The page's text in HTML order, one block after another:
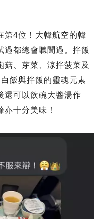
第4位！大韓航空的韓
過都總會聽聞過。拌飯
菇、芽菜、涼拌菠菜及
飯與拌飯的靈魂元素
還可以飲碗大醬湯作
十分美味！